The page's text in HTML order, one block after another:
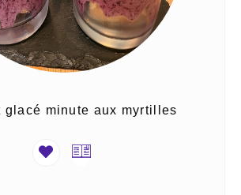
glacé minute aux myrtilles